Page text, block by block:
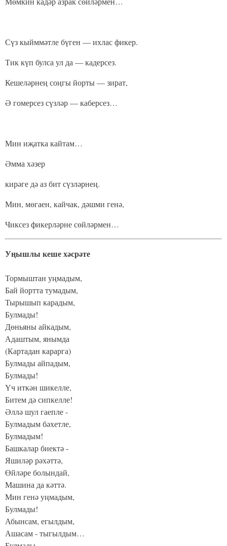
Сүз кыйммәтле бүген — ихлас фикер.
Тик күп булса ул да — кадерсез.
Кешеләрнең соңгы йорты — зират,
Ә гомерсез сүзләр — каберсез…
Мин иҗатка кайтам…
Әмма хәзер
кирәге дә аз бит сүзләрнең.
Мин, мөгаен, кайчак, дәшми генә,
Чиксез фикерләрне сөйләрмен…
Уңышлы кеше хәсрәте
Тормыштан уңмадым,
Бай йортта тумадым,
Тырышып карадым,
Булмады!
Дөньяны айкадым,
Адаштым, янымда
(Картадан карарга)
Булмады айпадым,
Булмады!
Үч иткән шикелле,
Битем дә сипкелле!
Әллә шул гаепле -
Булмадым бәхетле,
Булмадым!
Башкалар биектә -
Яшиләр рәхәттә,
Өйләре болындай,
Машина да кәттә.
Мин генә уңмадым,
Булмады!
Абынсам, егылдым,
Ашасам - тыгылдым…